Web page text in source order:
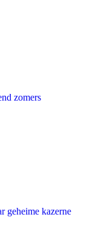
zomers
geheime kazerne